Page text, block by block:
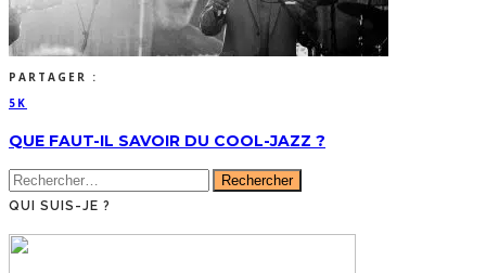
PARTAGER :
5K
QUE FAUT-IL SAVOIR DU COOL-JAZZ ?
Rechercher :
QUI SUIS-JE ?